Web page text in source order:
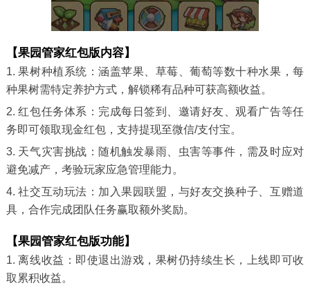
【果园管家红包版内容】
1. 果树种植系统：涵盖苹果、草莓、葡萄等数十种水果，每
种果树需特定养护方式，解锁稀有品种可获高额收益。
2. 红包任务体系：完成每日签到、邀请好友、观看广告等任
务即可领取现金红包，支持提现至微信/支付宝。
3. 天气灾害挑战：随机触发暴雨、虫害等事件，需及时应对
避免减产，考验玩家应急管理能力。
4. 社交互动玩法：加入果园联盟，与好友交换种子、互赠道
具，合作完成团队任务赢取额外奖励。
【果园管家红包版功能】
1. 离线收益：即使退出游戏，果树仍持续生长，上线即可收
取累积收益。